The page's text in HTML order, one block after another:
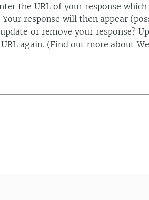
the URL of your response
response will then appear
or remove your response?
again. (Find out more about